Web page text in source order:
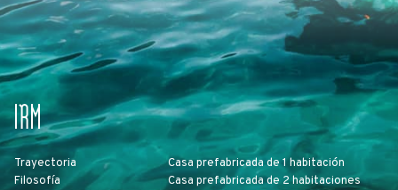
IRM
Trayectoria
Filosofía
Casa prefabricada de 1 habitación
Casa prefabricada de 2 habitaciones